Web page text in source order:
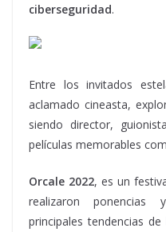
ciberseguridad.
Entre los invitados
aclamado cineasta,
siendo director,
películas memorables
Orcale 2022, es un
realizaron ponencias
principales tendencias